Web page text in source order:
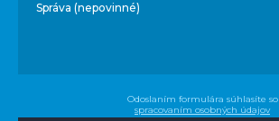
Správa (nepovinné)
Odoslaním formulára súhlasíte so
spracovaním osobných údajov